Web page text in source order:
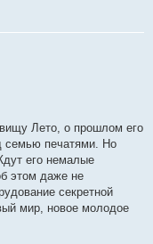
Лето, о прошлом его
семью печатями. Но
его немалые
этом даже не
секретной
мир, новое молодое